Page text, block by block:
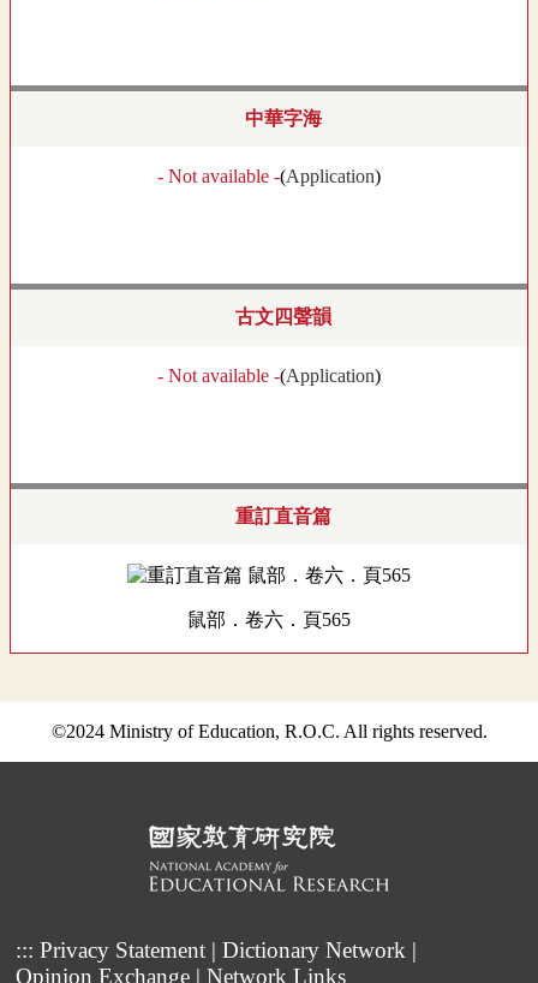
中華字海
- Not available -(Application)
古文四聲韻
- Not available -(Application)
重訂直音篇
鼠部．卷六．頁565
©2024 Ministry of Education, R.O.C. All rights reserved.
::: Privacy Statement| Dictionary Network |
Opinion Exchange| Network Links